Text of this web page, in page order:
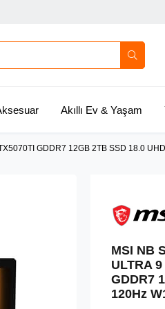
Akıllı Ev & Yaşam
GDDR7 12GB 2TB SSD 18.0
MSI NB
ULTRA
GDDR7
120Hz